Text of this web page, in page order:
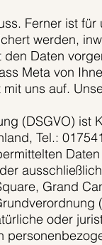
Ferner ist für
werden,
Daten
Meta von
uns auf.
(DSGVO) ist
Tel.:
Grand
oder